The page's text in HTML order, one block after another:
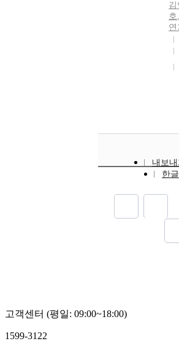
김
호,
연
내보내
한
고객센터 (평일: 09:00~18:00)
1599-3122